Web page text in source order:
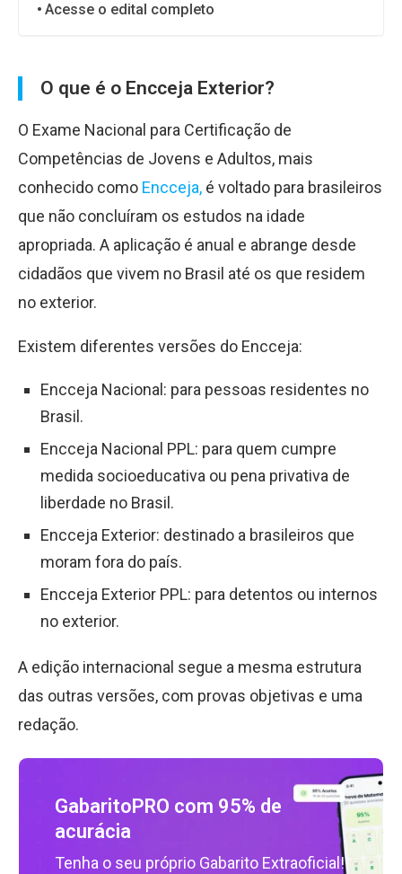
Acesse o edital completo
O que é o Encceja Exterior?
O Exame Nacional para Certificação de
Competências de Jovens e Adultos, mais
conhecido como Encceja, é voltado para brasileiros
que não concluíram os estudos na idade
apropriada. A aplicação é anual e abrange desde
cidadãos que vivem no Brasil até os que residem
no exterior.
Existem diferentes versões do Encceja:
Encceja Nacional: para pessoas residentes no
Brasil.
Encceja Nacional PPL: para quem cumpre
medida socioeducativa ou pena privativa de
liberdade no Brasil.
Encceja Exterior: destinado a brasileiros que
moram fora do país.
Encceja Exterior PPL: para detentos ou internos
no exterior.
A edição internacional segue a mesma estrutura
das outras versões, com provas objetivas e uma
redação.
GabaritoPRO com 95% de
acurácia
Tenha o seu próprio Gabarito Extraoficial!